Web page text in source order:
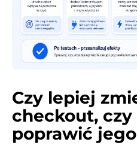
Czy lepiej
checkout,
poprawić